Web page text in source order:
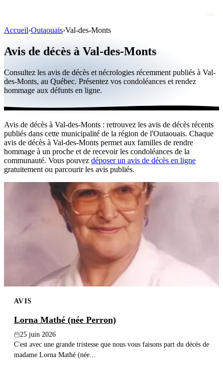
Personnalités publiques
Québec
Canada
International
Par région
Par ville
Maisons funéraires
Publier un avis
Accueil›Outaouais›Val-des-Monts
Avis de décès à Val-des-Monts
Consultez les avis de décès et nécrologies récemment publiés à Val-
des-Monts, au Québec. Présentez vos condoléances et rendez
hommage aux défunts en ligne.
Avis de décès à Val-des-Monts : retrouvez les avis de décès récents
publiés dans cette municipalité de la région de l'Outaouais. Chaque
avis de décès à Val-des-Monts permet aux familles de rendre
hommage à un proche et de recevoir les condoléances de la
communauté. Vous pouvez déposer un avis de décès en ligne
gratuitement ou parcourir les avis publiés.
AVIS
Lorna Mathé (née Perron)
25 juin 2026
C'est avec une grande tristesse que nous vous faisons part du décès de
madame Lorna Mathé (née...